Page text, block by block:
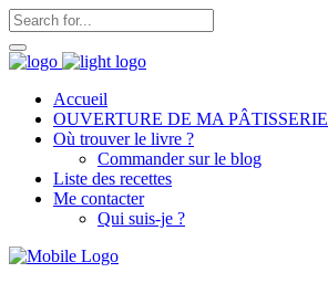
Accueil
OUVERTURE DE MA PÂTISSERIE
Où trouver le livre ?
Commander sur le blog
Liste des recettes
Me contacter
Qui suis-je ?